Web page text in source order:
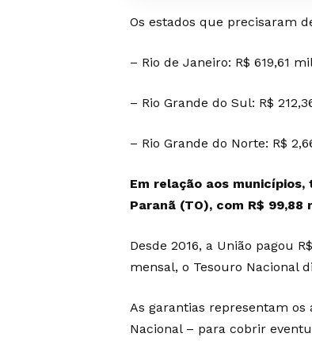
Os estados que precisaram
– Rio de Janeiro: R$ 619,61
– Rio Grande do Sul: R$
– Rio Grande do Norte: R$
Em relação aos
Paranã (TO), com R$ 99,88
Desde 2016, a União pagou
mensal, o Tesouro Nacional
As garantias representam
Nacional – para cobrir